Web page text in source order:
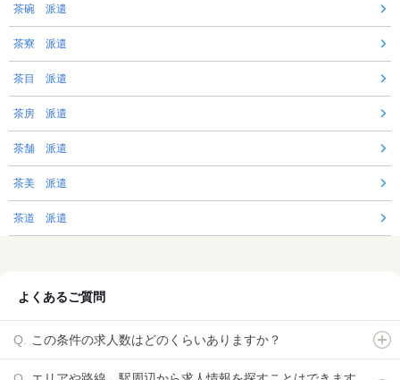
茶碗 派遣
茶寮 派遣
茶目 派遣
茶房 派遣
茶舗 派遣
茶美 派遣
茶道 派遣
よくあるご質問
この条件の求人数はどのくらいありますか？